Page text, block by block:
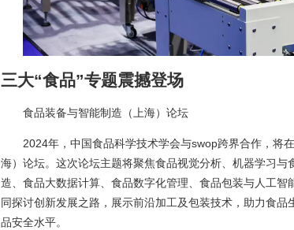
三大“食品”专题震撼登场
食品装备与智能制造（上海）论坛
2024年，中国食品科学技术学会与swop跨界合作，将
海）论坛。这次论坛主题将聚焦食品视觉分析、机器学习与
造、食品大数据计算、食品数字化管理、食品包装与人工
同探讨创新发展之路，展示前沿加工及包装技术，助力食
品安全水平。